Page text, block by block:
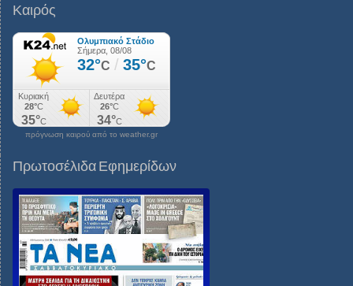
Καιρός
πρόγνωση καιρού από το weather.gr
Πρωτοσέλιδα Εφημερίδων